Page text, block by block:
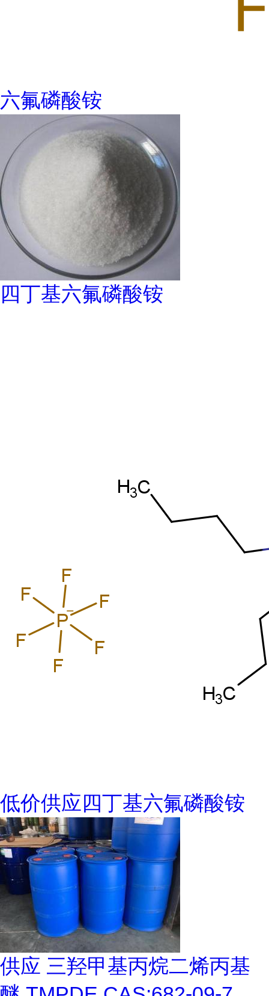
六氟磷酸铵
四丁基六氟磷酸铵
低价供应四丁基六氟磷酸铵
供应 三羟甲基丙烷二烯丙基